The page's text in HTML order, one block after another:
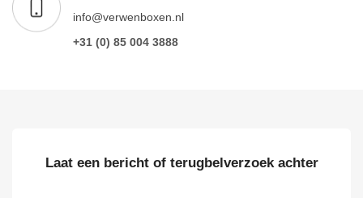
info@verwenboxen.nl
+31 (0) 85 004 3888
Laat een bericht of terugbelverzoek achter